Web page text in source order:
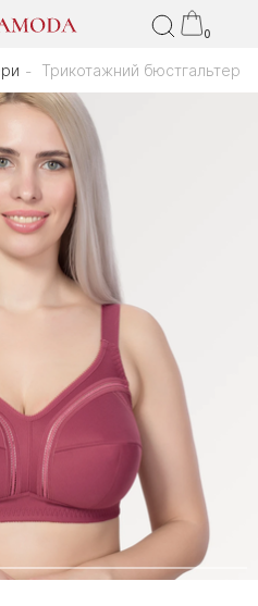
0
Трикотажний бюстгальтер